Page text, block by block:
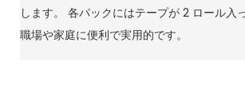
します。 各パックにはテープが 2 ロール入
職場や家庭に便利で実用的です。